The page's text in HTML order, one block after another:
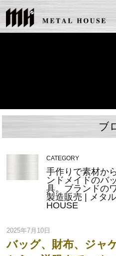
ブ
CATEGORY
手作りで素材か
ンドメイドのバ
具。ブランドの
製造販売 | メタ
HOUSE
2025年7月10日
バッグ、財布、ジャ